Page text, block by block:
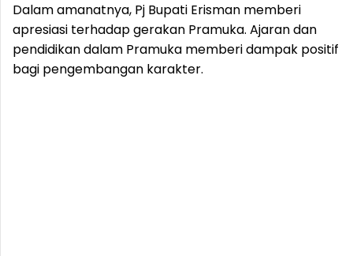
Dalam amanatnya, Pj Bupati Erisman memberi
apresiasi terhadap gerakan Pramuka. Ajaran dan
pendidikan dalam Pramuka memberi dampak positif
bagi pengembangan karakter.